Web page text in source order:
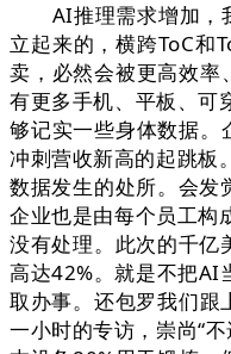
AI推理需求增加，我
立起来的，横跨ToC和
卖，必然会被更高效率
有更多手机、平板、可
够记实一些身体数据。
冲刺营收新高的起跳板
数据发生的处所。会发
企业也是由每个员工构
没有处理。此次的千亿
高达42%。就是不把AI
取办事。还包罗我们跟
一小时的专访，崇尚“